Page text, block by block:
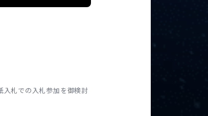
入札での入札参加を御検討